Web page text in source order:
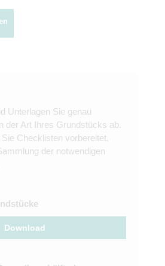
Unterlagen Sie genau
der Art Ihres Grundstücks ab.
Checklisten vorbereitet,
der notwendigen
Download